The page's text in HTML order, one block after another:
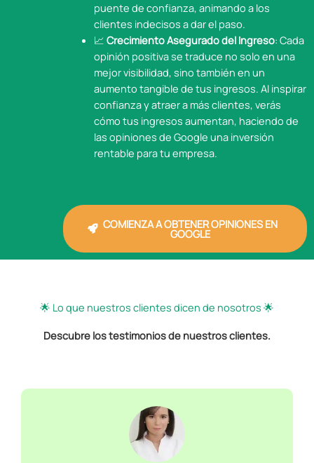
puente de confianza, animando a los
clientes indecisos a dar el paso.
📈 Crecimiento Asegurado del Ingreso: Cada
opinión positiva se traduce no solo en una
mejor visibilidad, sino también en un
aumento tangible de tus ingresos. Al inspirar
confianza y atraer a más clientes, verás
cómo tus ingresos aumentan, haciendo de
las opiniones de Google una inversión
rentable para tu empresa.
COMIENZA A OBTENER OPINIONES EN
GOOGLE
🌟 Lo que nuestros clientes dicen de nosotros 🌟
Descubre los testimonios de nuestros clientes.